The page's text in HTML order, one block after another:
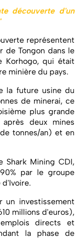
découverte d'un
représentent
de Tongon dans le
Korhogo, qui était
minière du pays.
la future usine du
de minerai, ce
plus grande
deux mines
tonnes/an) et en
Shark Mining CDI,
par le groupe
d'Ivoire.
un investissement
millions d'euros),
directs et
la phase de